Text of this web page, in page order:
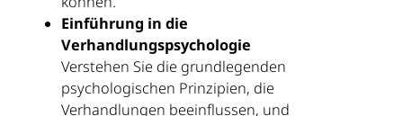
Einführung in die
Verhandlungspsychologie
Verstehen Sie die grundlegenden
psychologischen Prinzipien, die
Verhandlungen beeinflussen, und